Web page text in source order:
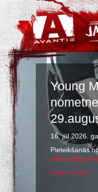
Young
16. jūl 2026.
Pieteikšanās
Uzzini vairāk